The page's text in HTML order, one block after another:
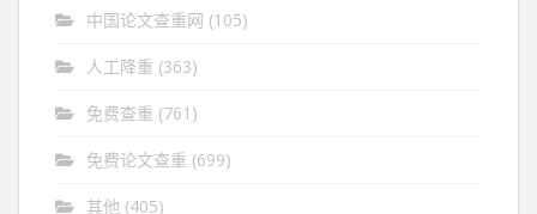
中国论文查重网 (105)
人工降重 (363)
免费查重 (761)
免费论文查重 (699)
其他 (405)